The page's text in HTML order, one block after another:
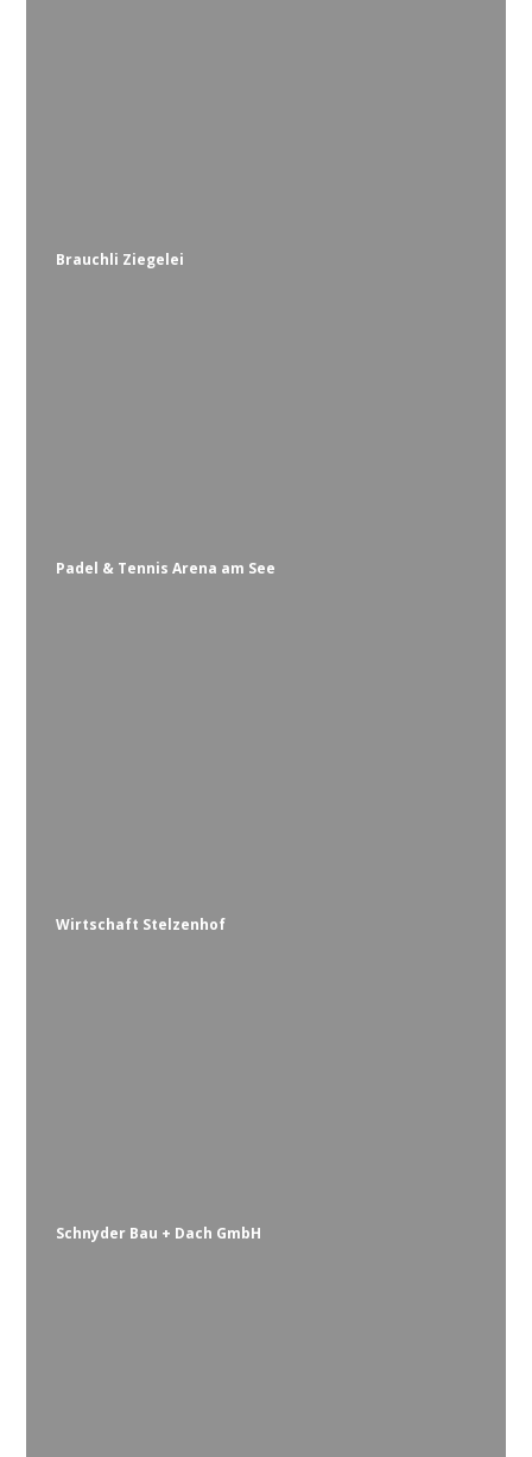
Brauchli Ziegelei
Padel & Tennis Arena am See
Wirtschaft Stelzenhof
Schnyder Bau + Dach GmbH